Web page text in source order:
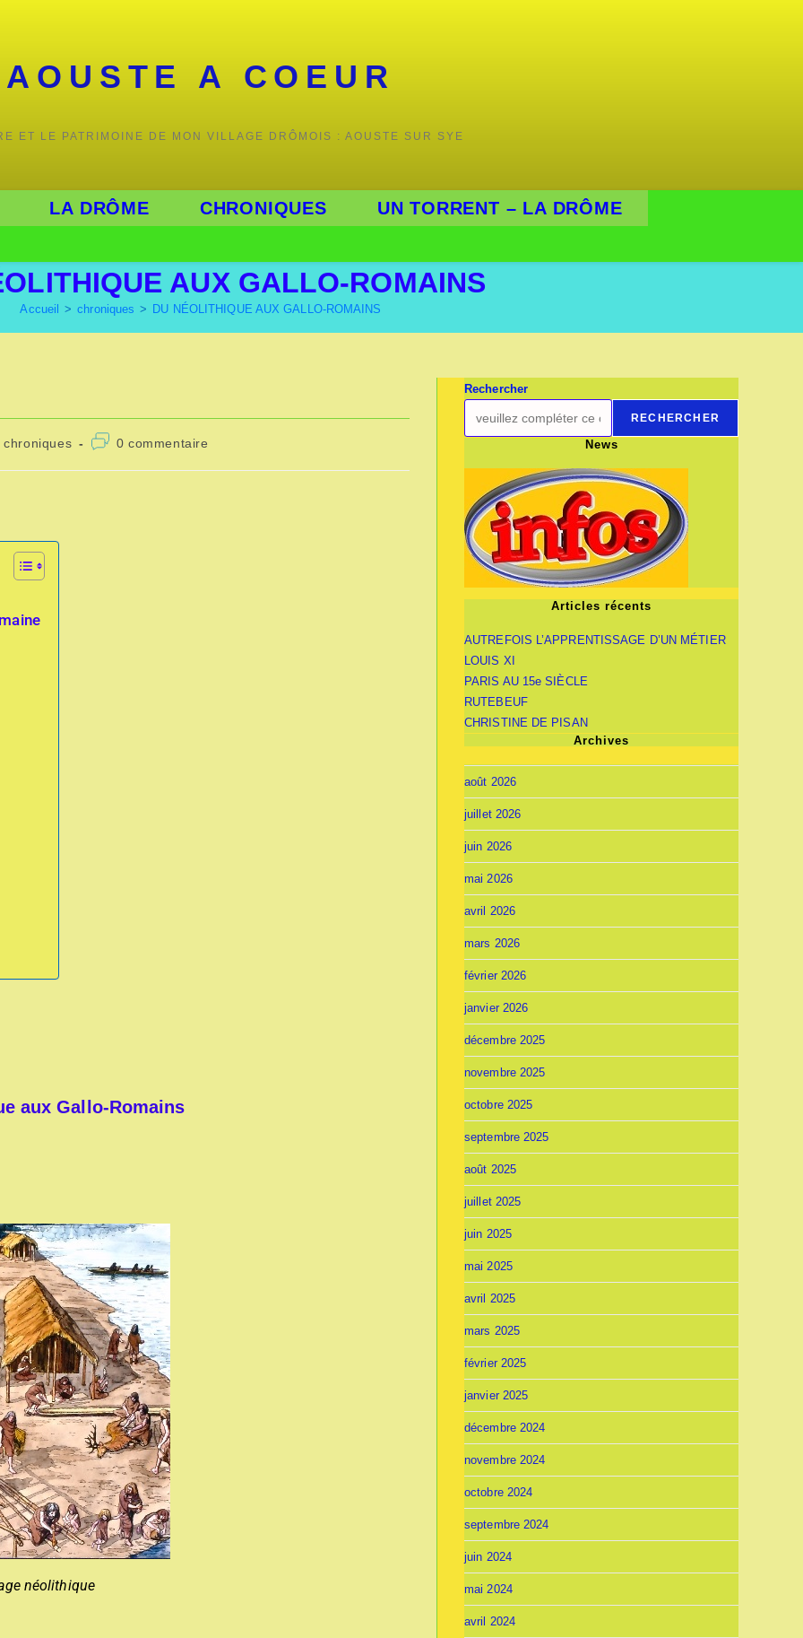
AOUSTE A COEUR
ET LE PATRIMOINE DE MON VILLAGE DRÔMOIS : AOUSTE SUR SYE
LA DRÔME CHRONIQUES UN TORRENT – LA DRÔME
AUX GALLO-ROMAINS
Accueil > chroniques > DU NÉOLITHIQUE AUX GALLO-ROMAINS
chroniques 0 commentaire
aux Gallo-Romains
néolithique
Rechercher
RECHERCHER
News
Articles récents
AUTREFOIS L’APPRENTISSAGE D’UN MÉTIER
LOUIS XI
PARIS AU 15e SIÈCLE
RUTEBEUF
CHRISTINE DE PISAN
Archives
août 2026
juillet 2026
juin 2026
mai 2026
avril 2026
mars 2026
février 2026
janvier 2026
décembre 2025
novembre 2025
octobre 2025
septembre 2025
août 2025
juillet 2025
juin 2025
mai 2025
avril 2025
mars 2025
février 2025
janvier 2025
décembre 2024
novembre 2024
octobre 2024
septembre 2024
juin 2024
mai 2024
avril 2024